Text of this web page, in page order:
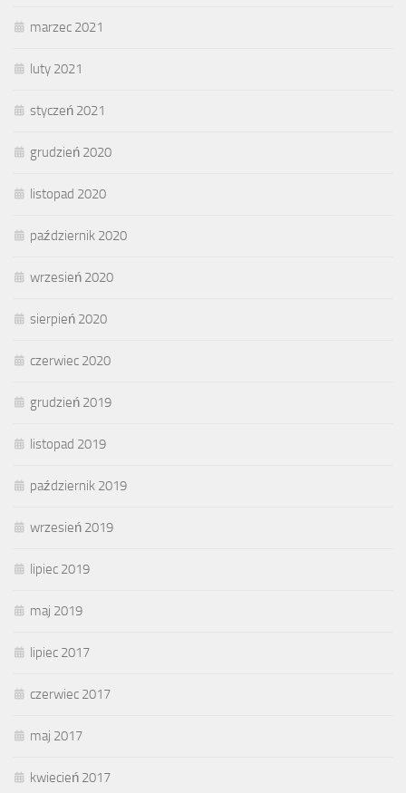
marzec 2021
luty 2021
styczeń 2021
grudzień 2020
listopad 2020
październik 2020
wrzesień 2020
sierpień 2020
czerwiec 2020
grudzień 2019
listopad 2019
październik 2019
wrzesień 2019
lipiec 2019
maj 2019
lipiec 2017
czerwiec 2017
maj 2017
kwiecień 2017